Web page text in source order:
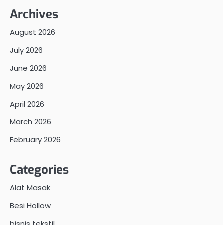
Archives
August 2026
July 2026
June 2026
May 2026
April 2026
March 2026
February 2026
Categories
Alat Masak
Besi Hollow